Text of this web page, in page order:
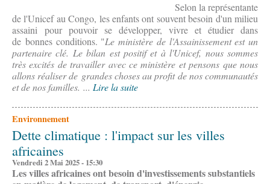
Selon la représentante
de l'Unicef au Congo, les enfants ont souvent besoin d'un milieu
assaini pour pouvoir se développer, vivre et étudier dans
de bonnes conditions. "Le ministère de l'Assainissement est un
partenaire clé. Le bilan est positif et à l'Unicef, nous sommes
très excités de travailler avec ce ministère et pensons que nous
allons réaliser de grandes choses au profit de nos communautés
et de nos familles. ... Lire la suite
Environnement
Dette climatique : l'impact sur les villes
africaines
Vendredi 2 Mai 2025 - 15:30
Les villes africaines ont besoin d'investissements substantiels